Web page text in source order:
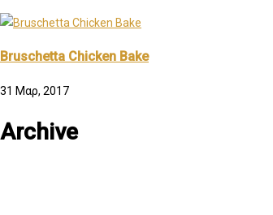
Bruschetta Chicken Bake
31 Μαρ, 2017
Archive